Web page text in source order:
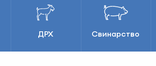
ДРХ Свинарство